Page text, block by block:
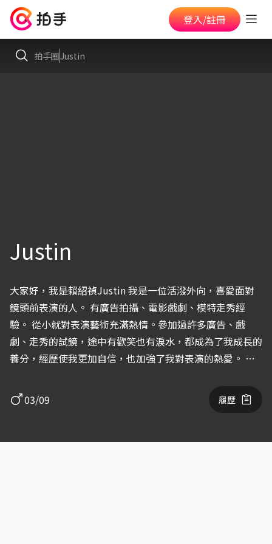
登入/註冊
拍手圈Justin
Justin
大家好，我是賴紹禎Justin 我是一位活潑外向，喜愛面對
鏡頭前表演的人。 有廣告拍攝、電影戲劇、模特走秀經
驗。 從小就對表演藝術充滿熱情。參加過許多廣告、戲
劇、走秀的試鏡，途中有歡笑也有淚水，都成為了我成長的
養分，經歷使我更加自信，也加強了我對表演的熱愛。 在
校內舞蹈社團，也曾在大學的舞台上參加舞蹈成果發表，使
自己更加精進。 在表演方面，我具有很強的表達能力和魅
和個性。希望透過擔任不同的角色呈現不一樣的人生。
03/09 履歷